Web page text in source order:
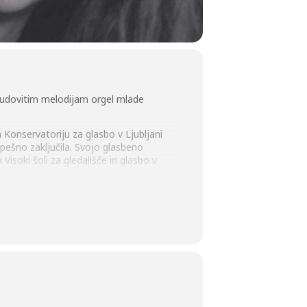
melodijam orgel mlade
za glasbo v Ljubljani
zaključila. Svojo glasbeno
šoli za gledališče in glasbo v
v okviru Slovenskega
sodeluje z različnimi zbori (Zbor
Göteburške internacionalne